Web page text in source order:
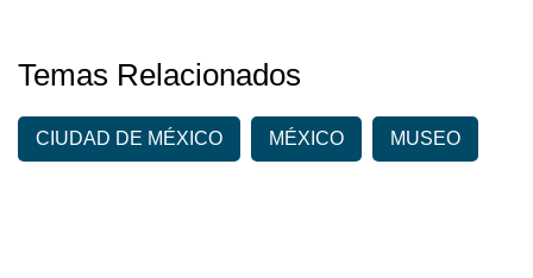
Temas Relacionados
CIUDAD DE MÉXICO MÉXICO MUSEO